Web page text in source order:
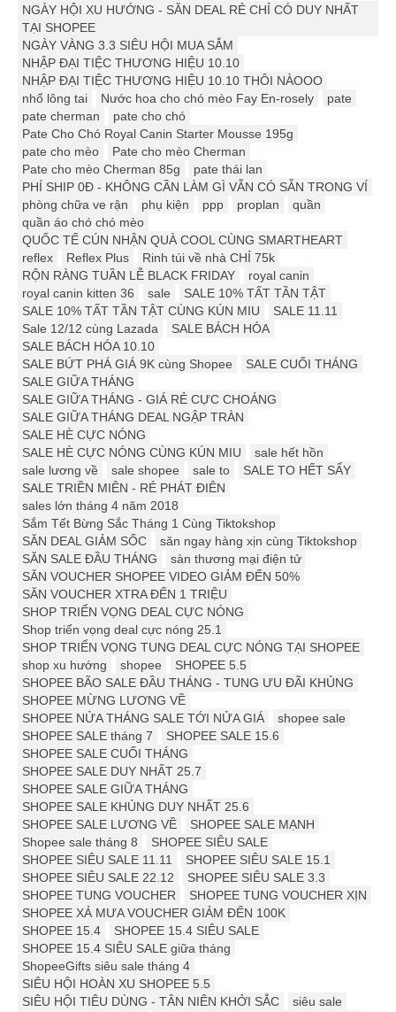
NGÀY HỘI XU HƯỚNG - SĂN DEAL RẺ CHỈ CÓ DUY NHẤT
TẠI SHOPEE
NGÀY VÀNG 3.3 SIÊU HỘI MUA SẮM
NHẬP ĐẠI TIỆC THƯƠNG HIỆU 10.10
NHẬP ĐẠI TIỆC THƯƠNG HIỆU 10.10 THÔI NÀOOO
nhổ lông tai
Nước hoa cho chó mèo Fay En-rosely
pate
pate cherman
pate cho chó
Pate Cho Chó Royal Canin Starter Mousse 195g
pate cho mèo
Pate cho mèo Cherman
Pate cho mèo Cherman 85g
pate thái lan
PHÍ SHIP 0Đ - KHÔNG CẦN LÀM GÌ VẪN CÓ SẴN TRONG VÍ
phòng chữa ve rận
phụ kiện ppp proplan
quần
quần áo chó chó mèo
QUỐC TẾ CÚN NHẬN QUÀ COOL CÙNG SMARTHEART
reflex
Reflex Plus
Rinh túi về nhà CHỈ 75k
RỘN RÀNG TUẦN LỄ BLACK FRIDAY
royal canin
royal canin kitten 36
sale
SALE 10% TẤT TẦN TẬT
SALE 10% TẤT TẦN TẬT CÙNG KÚN MIU
SALE 11.11
Sale 12/12 cùng Lazada
SALE BÁCH HÓA
SALE BÁCH HÓA 10.10
SALE BỨT PHÁ GIÁ 9K cùng Shopee
SALE CUỐI THÁNG
SALE GIỮA THÁNG
SALE GIỮA THÁNG - GIÁ RẺ CỰC CHOÁNG
SALE GIỮA THÁNG DEAL NGẬP TRÀN
SALE HÈ CỰC NÓNG
SALE HÈ CỰC NÓNG CÙNG KÚN MIU
sale hết hồn
sale lương về
sale shopee sale to
SALE TO HẾT SẨY
SALE TRIỀN MIÊN - RẺ PHÁT ĐIÊN
sales lớn tháng 4 năm 2018
Sắm Tết Bừng Sắc Tháng 1 Cùng Tiktokshop
SĂN DEAL GIẢM SỐC
săn ngay hàng xịn cùng Tiktokshop
SĂN SALE ĐẦU THÁNG
sàn thương mại điện tử
SĂN VOUCHER SHOPEE VIDEO GIẢM ĐẾN 50%
SĂN VOUCHER XTRA ĐẾN 1 TRIỆU
SHOP TRIỂN VỌNG DEAL CỰC NÓNG
Shop triển vọng deal cực nóng 25.1
SHOP TRIỂN VỌNG TUNG DEAL CỰC NÓNG TẠI SHOPEE
shop xu hướng
shopee
SHOPEE 5.5
SHOPEE BÃO SALE ĐẦU THÁNG - TUNG ƯU ĐÃI KHỦNG
SHOPEE MỪNG LƯƠNG VỀ
SHOPEE NỬA THÁNG SALE TỚI NỬA GIÁ
shopee sale
SHOPEE SALE tháng 7
SHOPEE SALE 15.6
SHOPEE SALE CUỐI THÁNG
SHOPEE SALE DUY NHẤT 25.7
SHOPEE SALE GIỮA THÁNG
SHOPEE SALE KHỦNG DUY NHẤT 25.6
SHOPEE SALE LƯƠNG VỀ
SHOPEE SALE MẠNH
Shopee sale tháng 8
SHOPEE SIÊU SALE
SHOPEE SIÊU SALE 11.11
SHOPEE SIÊU SALE 15.1
SHOPEE SIÊU SALE 22.12
SHOPEE SIÊU SALE 3.3
SHOPEE TUNG VOUCHER
SHOPEE TUNG VOUCHER XỊN
SHOPEE XẢ MƯA VOUCHER GIẢM ĐẾN 100K
SHOPEE 15.4
SHOPEE 15.4 SIÊU SALE
SHOPEE 15.4 SIÊU SALE giữa tháng
ShopeeGifts siêu sale tháng 4
SIÊU HỘI HOÀN XU SHOPEE 5.5
SIÊU HỘI TIÊU DÙNG - TÂN NIÊN KHỞI SẮC
siêu sale